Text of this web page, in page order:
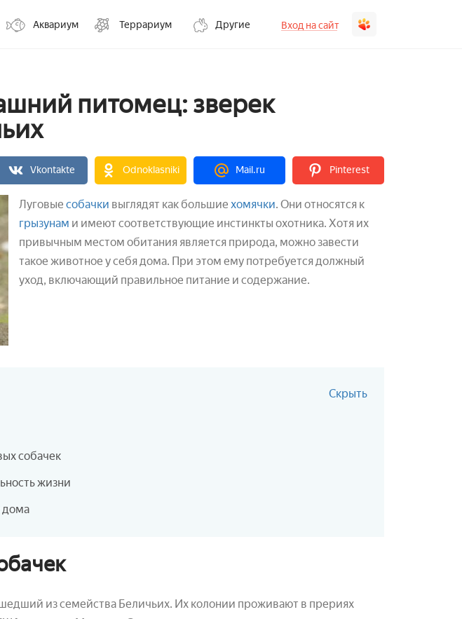
Аквариум Террариум Другие Вход на сайт
питомец: зверек
Vkontakte Odnoklasniki Mail.ru Pinterest
Луговые собачки выглядят как большие хомячки. Они относятся к
грызунам и имеют соответствующие инстинкты охотника. Хотя их
привычным местом обитания является природа, можно завести
такое животное у себя дома. При этом ему потребуется должный
уход, включающий правильное питание и содержание.
Скрыть
собачек
жизни
дома
из семейства Беличьих. Их колонии проживают в прериях